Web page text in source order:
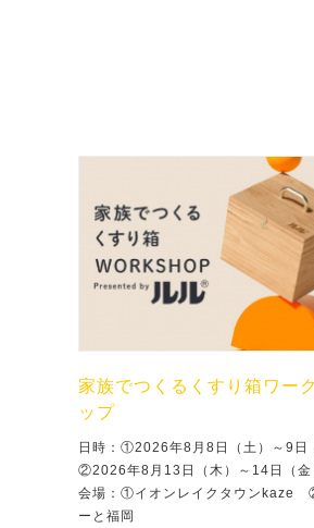
家族でつくるくすり箱ワー
ップ
日時：①2026年8月8日（土）～9
②2026年8月13日（木）～14日（金
会場：①イオンレイクタウンkaze
ーと福岡